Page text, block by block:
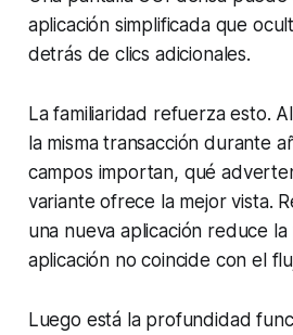
aplicación simplificada que
detrás de clics adicionales.
La familiaridad refuerza esto.
la misma transacción durante
campos importan, qué
variante ofrece la mejor vista.
una nueva aplicación reduce
aplicación no coincide con el
Luego está la profundidad